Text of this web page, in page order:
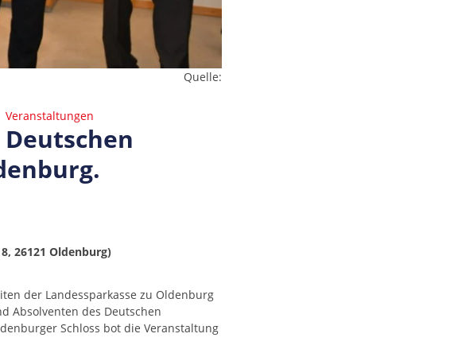
Quelle:
Veranstaltungen
26121 Oldenburg)
der Landessparkasse zu Oldenburg
Absolventen des Deutschen
Schloss bot die Veranstaltung